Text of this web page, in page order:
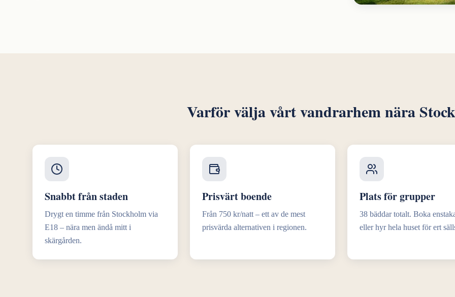
Varför välja vårt vandrarhem nära
Snabbt från staden
Drygt en timme från Stockholm via
E18 – nära men ändå mitt i
skärgården.
Prisvärt boende
Från 750 kr/natt – ett av de mest
prisvärda alternativen i regionen.
Plats för grupper
38 bäddar totalt. Boka
eller hyr hela huset för ert